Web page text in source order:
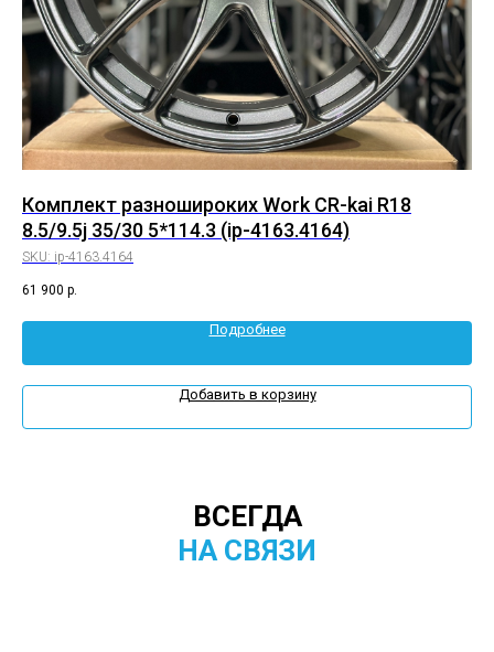
Комплект разношироких Work CR-kai R18
8.5/9.5j 35/30 5*114.3 (ip-4163.4164)
SKU: ip-4163.4164
61 900 р.
Подробнее
Добавить в корзину
ВСЕГДА
НА СВЯЗИ